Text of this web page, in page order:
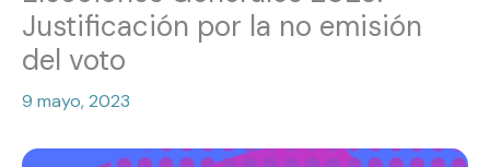
Justificación por la no emisión
del voto
9 mayo, 2023